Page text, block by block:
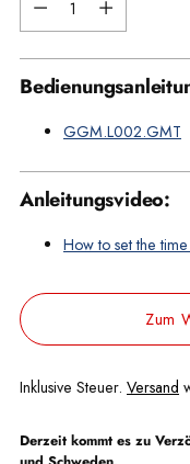
GGM.L002.GMT
Anleitungsvideo:
How to set the
Zum
Inklusive Steuer. Versand
Derzeit kommt es zu